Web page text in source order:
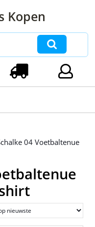
Kopen
04 Voetbaltenue